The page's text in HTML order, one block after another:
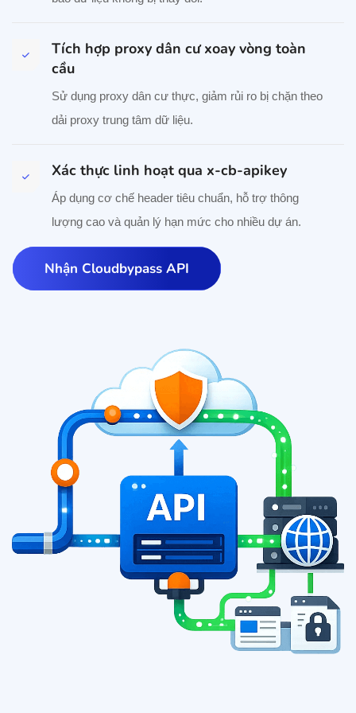
Tích hợp proxy dân cư xoay vòng toàn
cầu
Sử dụng proxy dân cư thực, giảm rủi ro bị chặn theo
dải proxy trung tâm dữ liệu.
Xác thực linh hoạt qua x-cb-apikey
Áp dụng cơ chế header tiêu chuẩn, hỗ trợ thông
lượng cao và quản lý hạn mức cho nhiều dự án.
Nhận Cloudbypass API